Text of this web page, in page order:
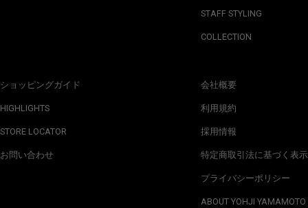
ショッピングガイド
HIGHLIGHTS
STORE LOCATOR
お問い合わせ
STAFF STYLING
COLLECTION
会社概要
利用規約
採用情報
特定商取引法に基づく表示
プライバシーポリシー
ABOUT YOHJI YAMAMOTO